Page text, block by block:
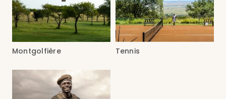
Montgolfière Tennis